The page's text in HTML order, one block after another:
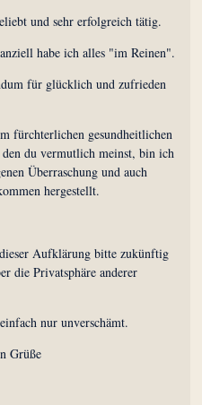
und sehr erfolgreich tätig.
habe ich alles "im Reinen".
für glücklich und zufrieden
fürchterlichen gesundheitlichen
den du vermutlich meinst, bin ich
Überraschung und auch
hergestellt.
Aufklärung bitte zukünftig
die Privatsphäre anderer
nur unverschämt.
Grüße